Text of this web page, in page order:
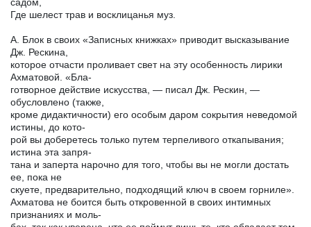
Где шелест трав и восклицанья муз.
А. Блок в своих «Записных книжках» приводит высказывание
Дж. Рескина,
которое отчасти проливает свет на эту особенность лирики
Ахматовой. «Бла-
готворное действие искусства, — писал Дж. Рескин, —
обусловлено (также,
кроме дидактичности) его особым даром сокрытия неведомой
истины, до кото-
рой вы доберетесь только путем терпеливого откапывания;
истина эта запря-
тана и заперта нарочно для того, чтобы вы не могли достать
ее, пока не
скуете, предварительно, подходящий ключ в своем горниле».
Ахматова не боится быть откровенной в своих интимных
признаниях и моль-